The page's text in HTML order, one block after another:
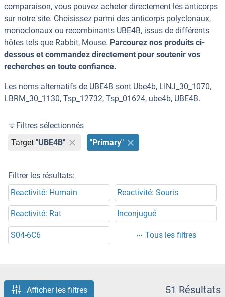
comparaison, vous pouvez acheter directement les anticorps
sur notre site. Choisissez parmi des anticorps polyclonaux,
monoclonaux ou recombinants UBE4B, issus de différents
hôtes tels que Rabbit, Mouse. Parcourez nos produits ci-
dessous et commandez directement pour soutenir vos
recherches en toute confiance.
Les noms alternatifs de UBE4B sont Ube4b, LINJ_30_1070,
LBRM_30_1130, Tsp_12732, Tsp_01624, ube4b, UBE4B.
Filtres sélectionnés
Target "UBE4B" "Primary"
Filtrer les résultats:
Reactivité: Humain
Reactivité: Souris
Reactivité: Rat Inconjugué
S04-6C6 Tous les filtres
Afficher les filtres 51 Résultats